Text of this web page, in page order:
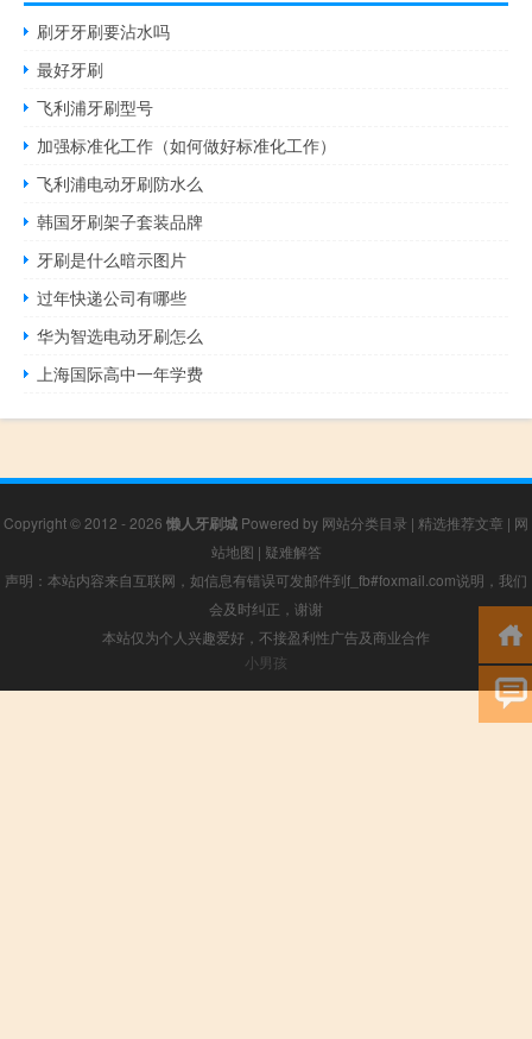
刷牙牙刷要沾水吗
最好牙刷
飞利浦牙刷型号
加强标准化工作（如何做好标准化工作）
飞利浦电动牙刷防水么
韩国牙刷架子套装品牌
牙刷是什么暗示图片
过年快递公司有哪些
华为智选电动牙刷怎么
上海国际高中一年学费
Copyright © 2012 - 2026 懒人牙刷城 Powered by 网站分类目录 | 精选推荐文章 | 网
站地图 | 疑难解答
声明：本站内容来自互联网，如信息有错误可发邮件到f_fb#foxmail.com说明，我们
会及时纠正，谢谢
本站仅为个人兴趣爱好，不接盈利性广告及商业合作
小男孩